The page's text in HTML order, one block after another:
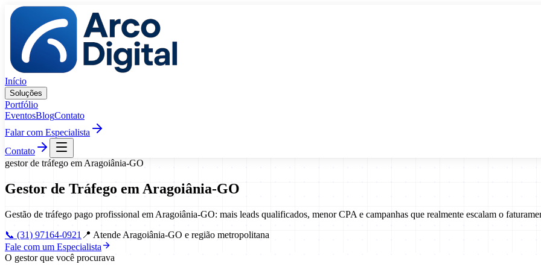
Pular para o conteúdo
Início
Soluções
Portfólio
EventosBlogContato
Falar com Especialista
Contato
gestor de tráfego em Aragoiânia-GO
Gestor de Tráfego em Aragoiânia-GO
Gestão de tráfego pago profissional em Aragoiânia-GO: mais leads qualificados, menor CPA e campanhas que realmente escalam o
📞 (31) 97164-0921 📍 Atende Aragoiânia-GO e região metropolitana
Fale com um Especialista
O gestor que você procurava